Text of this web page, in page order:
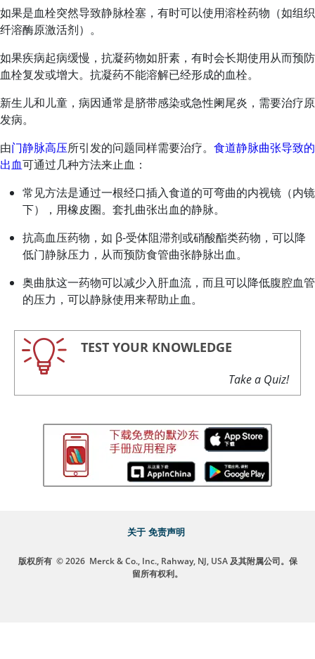
如果是血栓突然导致静脉栓塞，有时可以使用溶栓药物（如组织
纤溶酶原激活剂）。
如果疾病起病缓慢，抗凝药物如肝素，有时会长期使用从而预防
血栓复发或增大。抗凝药不能溶解已经形成的血栓。
新生儿和儿童，病因通常是脐带感染或急性阑尾炎，需要治疗原
发病。
由门静脉高压所引发的问题同样需要治疗。 食道静脉曲张导致的
出血可通过几种方法来止血：
常见方法是通过一根经口插入食道的可弯曲的内视镜（内镜
下），用橡皮圈。套扎曲张出血的静脉。
抗高血压药物，如 β-受体阻滞剂或硝酸酯类药物，可以降
低门静脉压力，从而预防食管曲张静脉出血。
奥曲肽这一药物可以减少入肝血流，而且可以降低腹腔血管
的压力，可以静脉使用来帮助止血。
TEST YOUR KNOWLEDGE
Take a Quiz!
关于 免责声明
版权所有 © 2026 Merck & Co., Inc., Rahway, NJ, USA 及其附属公司。保
留所有权利。